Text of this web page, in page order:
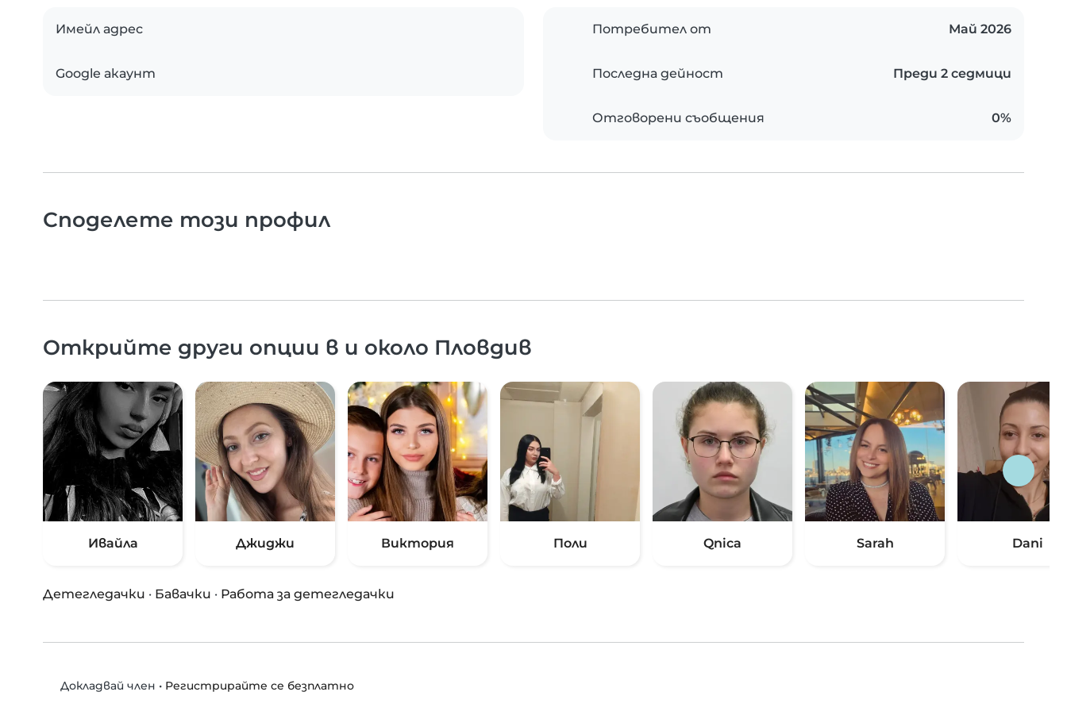
Имейл адрес
Google акаунт
Потребител от Май 2026
Последна дейност Преди 2 седмици
Отговорени съобщения 0%
Споделете този профил
Открийте други опции в и около Пловдив
Ивайла Джиджи Виктория Поли Qnica Sarah Dani
Детегледачки · Бавачки · Работа за детегледачки
Докладвай член • Регистрирайте се безплатно